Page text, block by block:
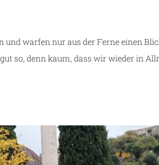
und warfen nur aus der Ferne einen
so, denn kaum, dass wir wieder in